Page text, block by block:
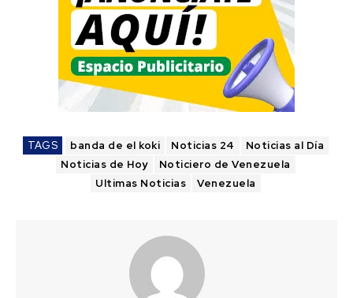
TAGS banda de el koki Noticias 24
Noticias al Día
Noticias de Hoy
Noticiero de Venezuela
Ultimas Noticias
Venezuela